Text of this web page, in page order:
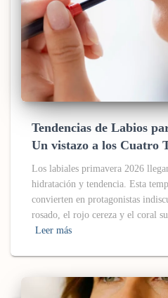
Tendencias de Labios
Un vistazo a los Cuatro
Los labiales primavera 2026
hidratación y tendencia. Esta
convierten en protagonistas
rosado, el rojo cereza y el coral
Leer más